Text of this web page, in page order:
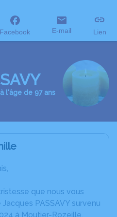
Facebook E-mail Lien
l'âge de 97 ans
que nous vous
PASSAVY survenu
à Moutier-Rozeille.